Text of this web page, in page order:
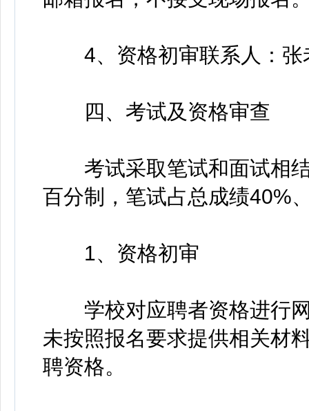
4、资格初审联系人：张
四、考试及资格审查
考试采取笔试和面试相结
百分制，笔试占总成绩40%
1、资格初审
学校对应聘者资格进行网
未按照报名要求提供相关材
聘资格。